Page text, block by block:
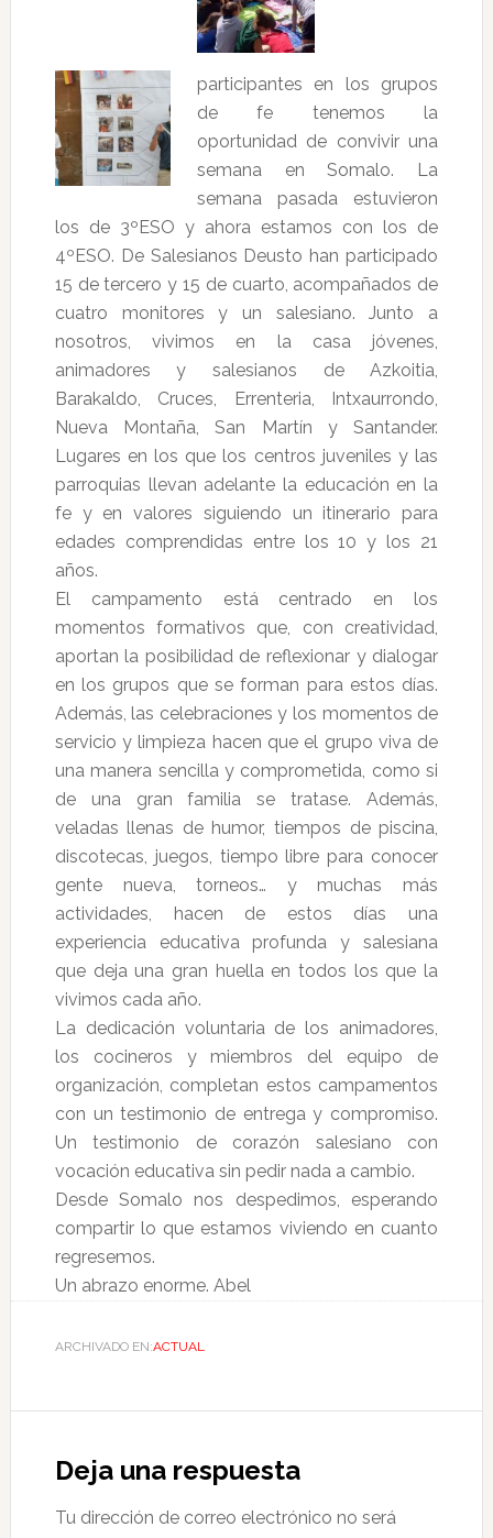
participantes en los grupos
de fe tenemos la
oportunidad de convivir una
semana en Somalo. La
semana pasada estuvieron
los de 3ºESO y ahora estamos con los de
4ºESO. De Salesianos Deusto han participado
15 de tercero y 15 de cuarto, acompañados de
cuatro monitores y un salesiano. Junto a
nosotros, vivimos en la casa jóvenes,
animadores y salesianos de Azkoitia,
Barakaldo, Cruces, Errenteria, Intxaurrondo,
Nueva Montaña, San Martín y Santander.
Lugares en los que los centros juveniles y las
parroquias llevan adelante la educación en la
fe y en valores siguiendo un itinerario para
edades comprendidas entre los 10 y los 21
años.
El campamento está centrado en los
momentos formativos que, con creatividad,
aportan la posibilidad de reflexionar y dialogar
en los grupos que se forman para estos días.
Además, las celebraciones y los momentos de
servicio y limpieza hacen que el grupo viva de
una manera sencilla y comprometida, como si
de una gran familia se tratase. Además,
veladas llenas de humor, tiempos de piscina,
discotecas, juegos, tiempo libre para conocer
gente nueva, torneos… y muchas más
actividades, hacen de estos días una
experiencia educativa profunda y salesiana
que deja una gran huella en todos los que la
vivimos cada año.
La dedicación voluntaria de los animadores,
los cocineros y miembros del equipo de
organización, completan estos campamentos
con un testimonio de entrega y compromiso.
Un testimonio de corazón salesiano con
vocación educativa sin pedir nada a cambio.
Desde Somalo nos despedimos, esperando
compartir lo que estamos viviendo en cuanto
regresemos.
Un abrazo enorme. Abel
ARCHIVADO EN:ACTUAL
Deja una respuesta
Tu dirección de correo electrónico no será